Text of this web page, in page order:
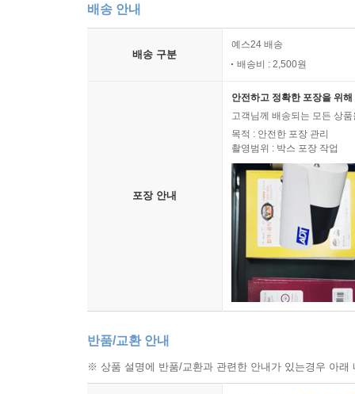
배송 안내
배송 구분
예스24 배송
배송비 : 2,500원
포장 안내
안전하고 정확한 포장을 위
고객님께 배송되는 모든 상
목적 : 안전한 포장 관리
촬영범위 : 박스 포장 작업
반품/교환 안내
※ 상품 설명에 반품/교환과 관련한 안내가 있는경우 아